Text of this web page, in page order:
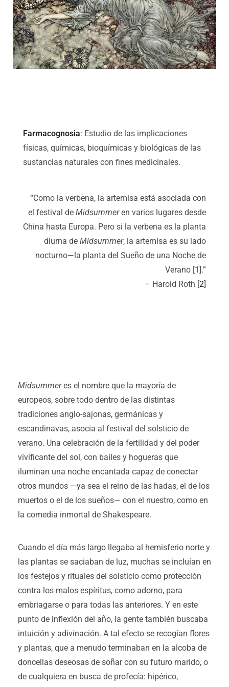
Farmacognosia: Estudio de las implicaciones
físicas, químicas, bioquímicas y biológicas de las
sustancias naturales con fines medicinales.
“Como la verbena, la artemisa está asociada con
el festival de Midsummeren varios lugares desde
China hasta Europa. Pero si la verbena es la planta
diurna de Midsummer, la artemisa es su lado
nocturno—la planta del Sueño de una Noche de
Verano [1].”
– Harold Roth [2]
Midsummeres el nombre que la mayoría de
europeos, sobre todo dentro de las distintas
tradiciones anglo-sajonas, germánicas y
escandinavas, asocia al festival del solsticio de
verano. Una celebración de la fertilidad y del poder
vivificante del sol, con bailes y hogueras que
iluminan una noche encantada capaz de conectar
otros mundos —ya sea el reino de las hadas, el de los
muertos o el de los sueños— con el nuestro, como en
la comedia inmortal de Shakespeare.
Cuando el día más largo llegaba al hemisferio norte y
las plantas se saciaban de luz, muchas se incluían en
los festejos y rituales del solsticio como protección
contra los malos espíritus, como adorno, para
embriagarse o para todas las anteriores. Y en este
punto de inflexión del año, la gente también buscaba
intuición y adivinación. A tal efecto se recogían flores
y plantas, que a menudo terminaban en la alcoba de
doncellas deseosas de soñar con su futuro marido, o
de cualquiera en busca de profecía: hipérico,